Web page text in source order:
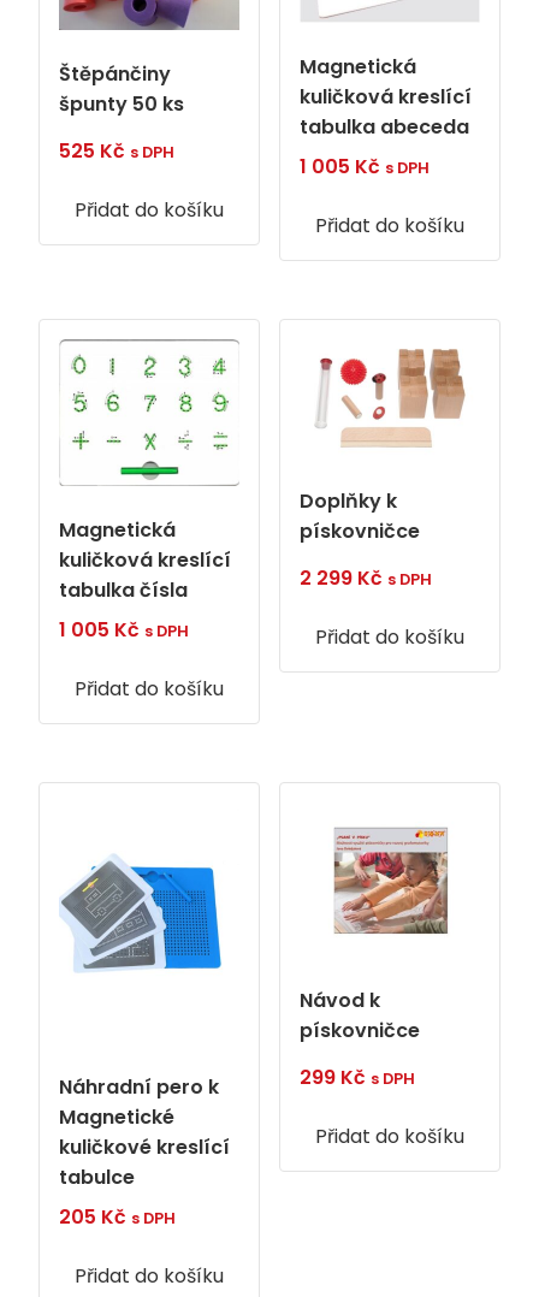
Štěpánčiny
špunty 50 ks
525 Kč s DPH
Přidat do košíku
Magnetická
kuličková kreslící
tabulka abeceda
1 005 Kč s DPH
Přidat do košíku
Magnetická
kuličková kreslící
tabulka čísla
1 005 Kč s DPH
Přidat do košíku
Doplňky k
pískovničce
2 299 Kč s DPH
Přidat do košíku
Náhradní pero k
Magnetické
kuličkové kreslící
tabulce
205 Kč s DPH
Přidat do košíku
Návod k
pískovničce
299 Kč s DPH
Přidat do košíku